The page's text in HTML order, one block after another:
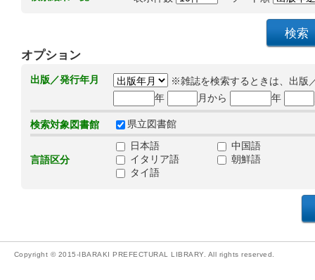
オプション
出版／発行年月
※雑誌を検索するときは、出版
年
月から 年
検索対象図書館 県立図書館
言語区分
日本語
中国語
イタリア語
朝鮮語
タイ語
Copyright © 2015-IBARAKI PREFECTURAL LIBRARY. All rights reserved.